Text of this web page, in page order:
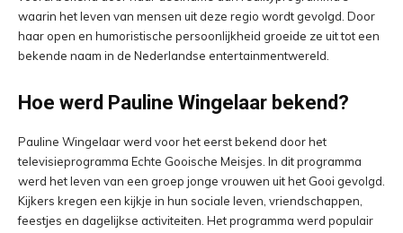
waarin het leven van mensen uit deze regio wordt gevolgd. Door
haar open en humoristische persoonlijkheid groeide ze uit tot een
bekende naam in de Nederlandse entertainmentwereld.
Hoe werd Pauline Wingelaar bekend?
Pauline Wingelaar werd voor het eerst bekend door het
televisieprogramma Echte Gooische Meisjes. In dit programma
werd het leven van een groep jonge vrouwen uit het Gooi gevolgd.
Kijkers kregen een kijkje in hun sociale leven, vriendschappen,
feestjes en dagelijkse activiteiten. Het programma werd populair